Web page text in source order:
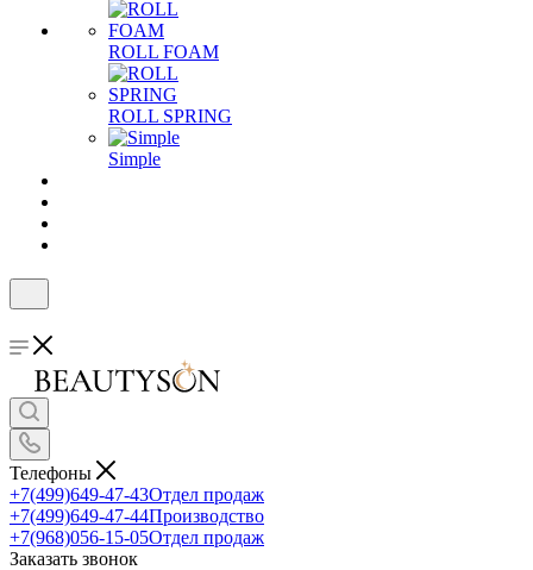
ROLL FOAM
ROLL SPRING
Simple
Телефоны
+7(499)649-47-43Отдел продаж
+7(499)649-47-44Производство
+7(968)056-15-05Отдел продаж
Заказать звонок